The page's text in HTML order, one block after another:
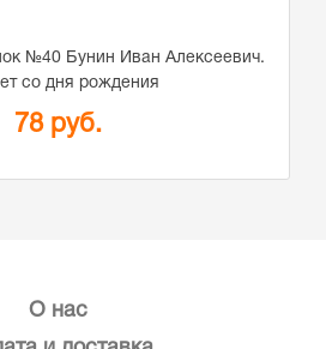
№40 Бунин Иван Алексеевич.
со дня рождения
78 руб.
О нас